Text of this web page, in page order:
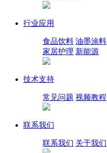
行业应用
食品饮料 油墨涂料
家居护理 新能源
技术支持
常见问题 视频教程
联系我们
联系我们 关于我们